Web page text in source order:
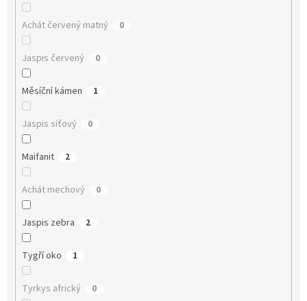
Achát červený matný 0
Jaspis červený 0
Měsíční kámen 1
Jaspis síťový 0
Maifanit 2
Achát mechový 0
Jaspis zebra 2
Tygří oko 1
Tyrkys africký 0